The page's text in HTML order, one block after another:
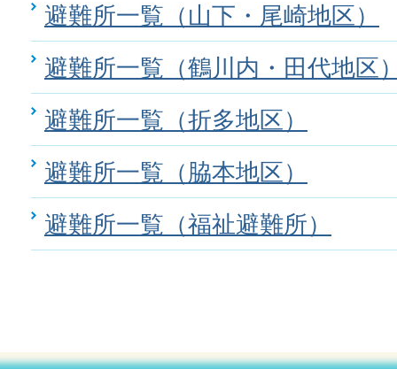
避難所一覧（山下・尾崎地区）
避難所一覧（鶴川内・田代地区
避難所一覧（折多地区）
避難所一覧（脇本地区）
避難所一覧（福祉避難所）